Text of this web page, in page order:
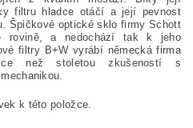
filtru hladce otáčí a její pevnost
Špičkové optické sklo firmy Schott
rovině, a nedochází tak k jeho
filtry B+W vyrábí německá firma
než stoletou zkušeností s
k této položce.